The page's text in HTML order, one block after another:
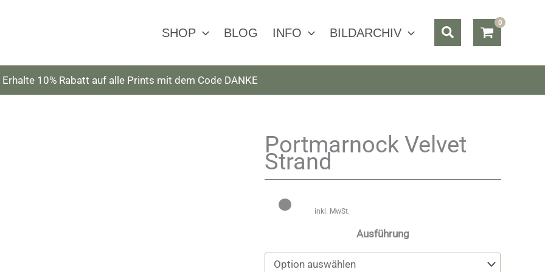
SHOP BLOG INFO BILDARCHIV Suchen
Erhalte 10% Rabatt auf alle Prints mit dem Code DANKE
Portmarnock Velvet
Strand
inkl. MwSt.
Ausführung